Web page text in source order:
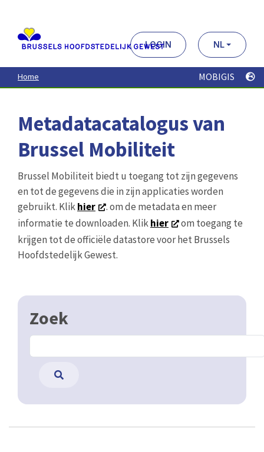
contenu
principal
LOGIN NL
Home MOBIGIS
Metadatacatalogus van
Brussel Mobiliteit
Brussel Mobiliteit biedt u toegang tot zijn gegevens
en tot de gegevens die in zijn applicaties worden
gebruikt. Klikhier
. om de metadata en meer
informatie te downloaden. Klikhier
om toegang te
krijgen tot de officiële datastore voor het Brussels
Hoofdstedelijk Gewest.
Zoek